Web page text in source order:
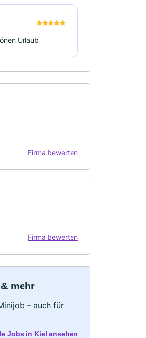
Urlaub
Firma bewerten
Firma bewerten
mehr
– auch für
Jobs in Kiel ansehen